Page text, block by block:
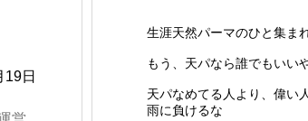
生涯天然パーマのひと集ま
もう、天パなら誰でもいい
天パなめてる人より、偉い
雨に負けるな
19日